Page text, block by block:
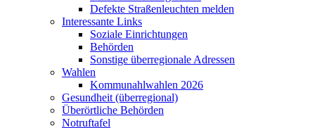
Defekte Straßenleuchten melden
Interessante Links
Soziale Einrichtungen
Behörden
Sonstige überregionale Adressen
Wahlen
Kommunahlwahlen 2026
Gesundheit (überregional)
Überörtliche Behörden
Notruftafel